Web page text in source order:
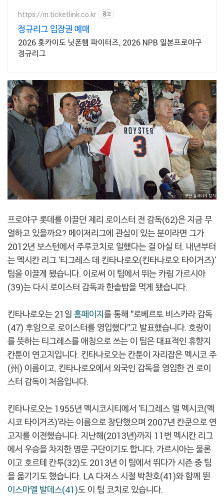
https://m.ticketlink.co.kr 광고
정규리그 입장권 예매
2026 홋카이도 닛폰햄 파이터즈, 2026 NPB 일본프로야구
정규리그
프로야구 롯데를 이끌던 제리 로이스터 전 감독(62)은 지금 무
얼하고 있을까요? 메이저리그에 관심이 있는 분이라면 그가
2012년 보스턴에서 주루코치로 일했다는 걸 아실 터. 내년부터
는 멕시칸 리그 '티그레스 데 킨타나로오(킨타나로오 타이거즈)'
팀을 이끌게 됐습니다. 이로써 이 팀에서 뛰는 카림 가르시아
(39)는 다시 로이스터 감독과 한솥밥을 먹게 됐습니다.
킨타나로오는 21일 홈페이지를 통해 "로베르토 비스카라 감독
(47) 후임으로 로이스터를 영입했다"고 발표했습니다. 호랑이
를 뜻하는 티그레스를 애칭으로 쓰는 이 팀은 대표적인 휴향지
칸툰이 연고지입니다. 킨타나로오는 칸툰이 자리잡은 멕시코 주
(州) 이름이고. 킨타나로오에서 외국인 감독을 영입한 건 로이
스터 감독이 처음입니다.
킨타나로오는 1955년 멕시코시티에서 '티그레스 델 멕시코(멕
시코 타이거즈)'라는 이름으로 창단했으며 2007년 칸쿤으로 연
고지를 이전했습니다. 지난해(2013년)까지 11번 멕시칸 리그
에서 우승을 차지한 명문 구단이기도 합니다. 가르시아는 물론
이고 호르테 칸투(32)도 2013년 이 팀에서 뛰다가 시즌 중 팀
을 옮기기도 했습니다. LA 다저스 시절 박찬호(41)와 함께 뛴
이스마엘 발데스(41)도 이 팀 코치로 있습니다.